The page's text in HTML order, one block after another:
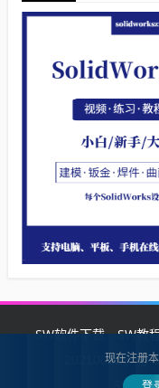
SW软件下载 SW教
2021002287号
现在注册